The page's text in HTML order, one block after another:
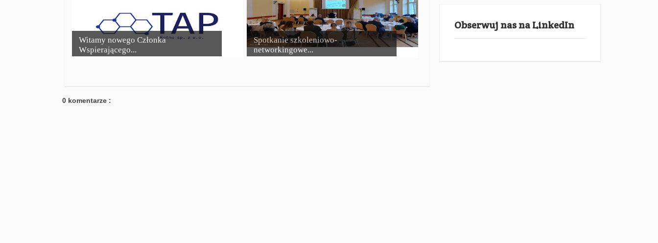
Witamy nowego Członka
Wspierającego...
Spotkanie szkoleniowo-
networkingowe...
0 komentarze :
Obserwuj nas na LinkedIn